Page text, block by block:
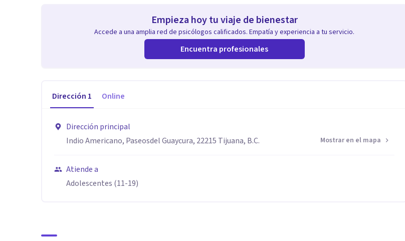
Empieza hoy tu viaje de bienestar
Accede a una amplia red de psicólogos calificados. Empatía y experiencia a tu servicio.
Encuentra profesionales
Dirección 1 Online
Dirección principal
Indio Americano, Paseosdel Guaycura, 22215 Tijuana, B.C.
Mostrar en el mapa
Atiende a
Adolescentes (11-19)